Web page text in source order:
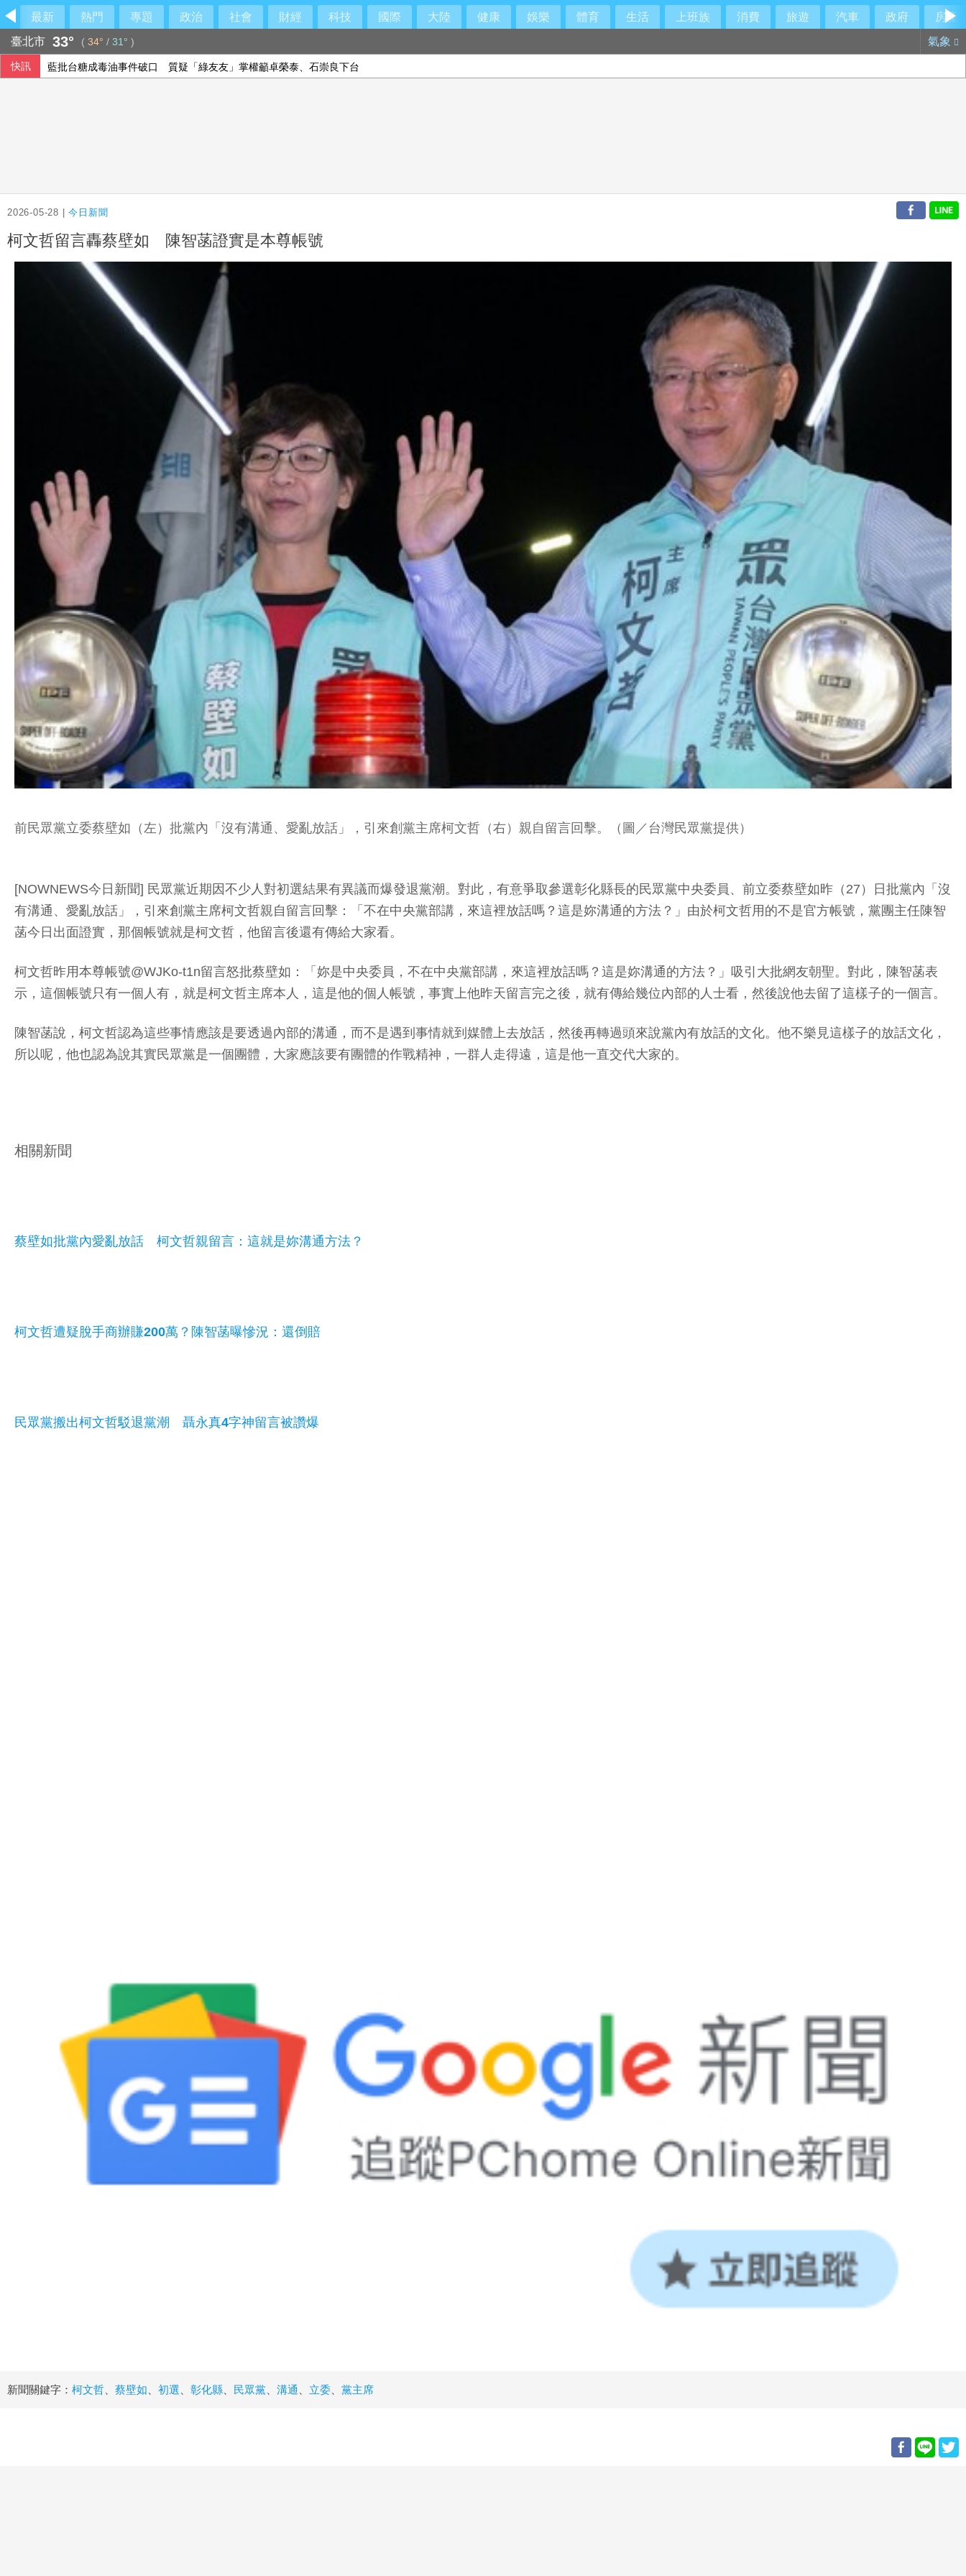
最新 熱門 專題 政治 社會 財經 科技 國際 大陸 健康 娛樂 體育 生活 上班族 消費 旅遊 汽車 政府
房產
臺北市 33° ( 34° / 31° ) 氣象
快訊 藍批台糖成毒油事件破口 質疑「綠友友」掌權籲卓榮泰、石崇良下台
2026-05-28 |今日新聞
柯文哲留言轟蔡壁如 陳智菡證實是本尊帳號
前民眾黨立委蔡壁如（左）批黨內「沒有溝通、愛亂放話」，引來創黨主席柯文哲（右）親自留言回擊。（圖／台灣民眾黨提供）
[NOWNEWS今日新聞] 民眾黨近期因不少人對初選結果有異議而爆發退黨潮。對此，有意爭取參選彰化縣長的民眾黨中央委員、前立委蔡壁如昨（27）日批黨內「沒
有溝通、愛亂放話」，引來創黨主席柯文哲親自留言回擊：「不在中央黨部講，來這裡放話嗎？這是妳溝通的方法？」由於柯文哲用的不是官方帳號，黨團主任陳智
菡今日出面證實，那個帳號就是柯文哲，他留言後還有傳給大家看。
柯文哲昨用本尊帳號@WJKo-t1n留言怒批蔡壁如：「妳是中央委員，不在中央黨部講，來這裡放話嗎？這是妳溝通的方法？」吸引大批網友朝聖。對此，陳智菡表
示，這個帳號只有一個人有，就是柯文哲主席本人，這是他的個人帳號，事實上他昨天留言完之後，就有傳給幾位內部的人士看，然後說他去留了這樣子的一個言。
陳智菡說，柯文哲認為這些事情應該是要透過內部的溝通，而不是遇到事情就到媒體上去放話，然後再轉過頭來說黨內有放話的文化。他不樂見這樣子的放話文化，
所以呢，他也認為說其實民眾黨是一個團體，大家應該要有團體的作戰精神，一群人走得遠，這是他一直交代大家的。
相關新聞
蔡壁如批黨內愛亂放話 柯文哲親留言：這就是妳溝通方法？
柯文哲遭疑脫手商辦賺200萬？陳智菡曝慘況：還倒賠
民眾黨搬出柯文哲駁退黨潮 聶永真4字神留言被讚爆
新聞關鍵字： 柯文哲 蔡壁如 初選 彰化縣 民眾黨 溝通 立委 黨主席